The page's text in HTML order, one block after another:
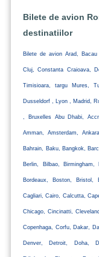
Bilete de avion
destinatiilor
Bilete de avion Arad,
Cluj, Constanta Craioava,
Timisioara, targu Mures,
Dusseldorf , Lyon , Madrid,
, Bruxelles Abu Dhabi,
Amman, Amsterdam,
Bahrain, Baku, Bangkok,
Berlin, Bilbao, Birmingham,
Bordeaux, Boston, Bristol,
Cagliari, Cairo, Calcutta,
Chicago, Cincinatti,
Copenhaga, Corfu, Dakar,
Denver, Detroit, Doha,